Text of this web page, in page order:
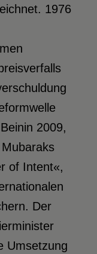
1976
2009,
of Intent«,
Der
Umsetzung